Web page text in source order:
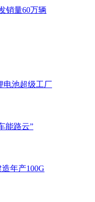
销量60万辆
电池超级工厂
能路云”
年产100G